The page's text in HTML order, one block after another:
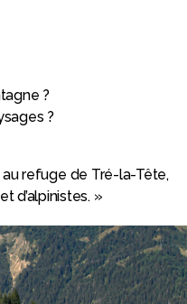
?
?
refuge de Tré-la-Tête,
d’alpinistes. »